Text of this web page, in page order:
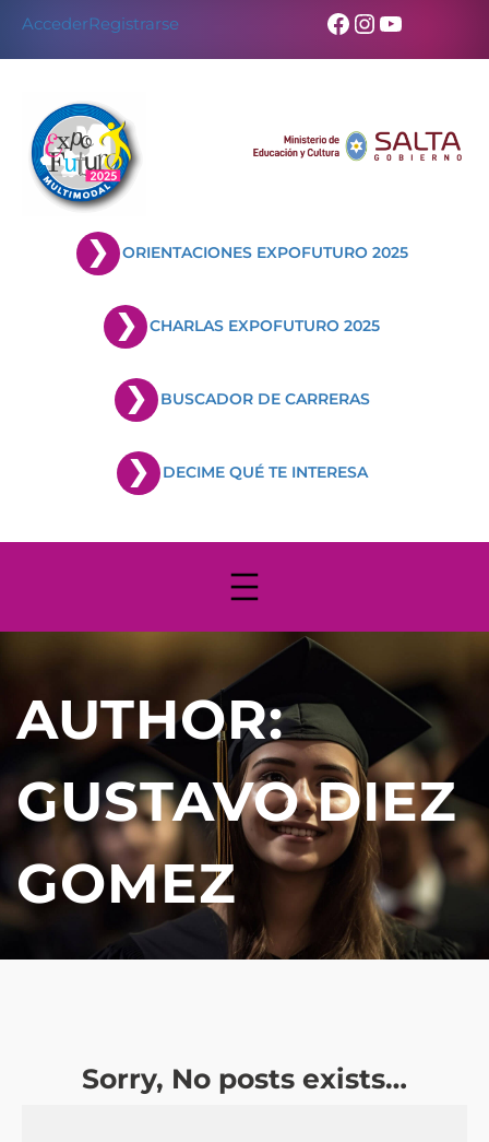
content
AccederRegistrarse Facebook
Instagram
YouTube
ORIENTACIONES EXPOFUTURO 2025
CHARLAS EXPOFUTURO 2025
BUSCADOR DE CARRERAS
DECIME QUÉ TE INTERESA
AUTHOR:
GUSTAVO DIEZ
GOMEZ
Sorry, No posts exists…